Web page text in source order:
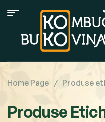
Produse
Home Page / Produse